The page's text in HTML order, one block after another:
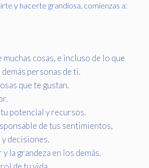
y hacerte grandiosa, comienzas a:
muchas cosas, e incluso de lo que
personas de ti.
que te gustan.
potencial y recursos.
de tus sentimientos,
decisiones.
la grandeza en los demás.